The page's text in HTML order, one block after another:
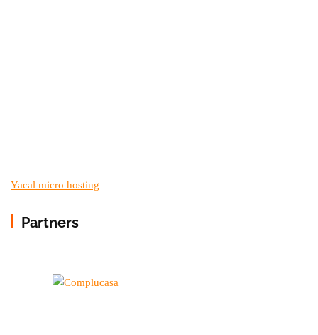
Yacal micro hosting
Partners